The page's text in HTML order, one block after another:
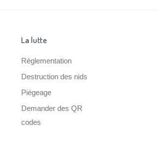
La lutte
Réglementation
Destruction des nids
Piégeage
Demander des QR
codes